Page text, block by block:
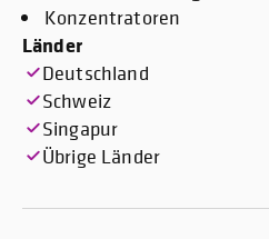
Konzentratoren
Länder
Deutschland
Schweiz
Singapur
Übrige Länder